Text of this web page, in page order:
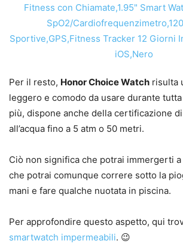
Per il resto, Honor Choice Watch risulta
leggero e comodo da usare durante
più, dispone anche della certificazione
all’acqua fino a 5 atm o 50 metri.
Ciò non significa che potrai immergerti
che potrai comunque correre sotto la
mani e fare qualche nuotata in piscina.
Per approfondire questo aspetto, qui
smartwatch impermeabili. 😉